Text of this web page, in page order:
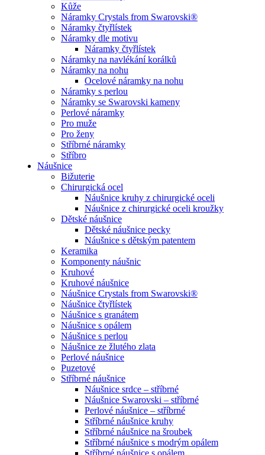
Kůže
Náramky Crystals from Swarovski®
Náramky čtyřlístek
Náramky dle motivu
Náramky čtyřlístek
Náramky na navlékání korálků
Náramky na nohu
Ocelové náramky na nohu
Náramky s perlou
Náramky se Swarovski kameny
Perlové náramky
Pro muže
Pro ženy
Stříbrné náramky
Stříbro
Náušnice
Bižuterie
Chirurgická ocel
Náušnice kruhy z chirurgické oceli
Náušnice z chirurgické oceli kroužky
Dětské náušnice
Dětské náušnice pecky
Náušnice s dětským patentem
Keramika
Komponenty náušnic
Kruhové
Kruhové náušnice
Náušnice Crystals from Swarovski®
Náušnice čtyřlístek
Náušnice s granátem
Náušnice s opálem
Náušnice s perlou
Náušnice ze žlutého zlata
Perlové náušnice
Puzetové
Stříbrné náušnice
Náušnice srdce – stříbrné
Náušnice Swarovski – stříbrné
Perlové náušnice – stříbrné
Stříbrné náušnice kruhy
Stříbrné náušnice na šroubek
Stříbrné náušnice s modrým opálem
Stříbrné náušnice s opálem